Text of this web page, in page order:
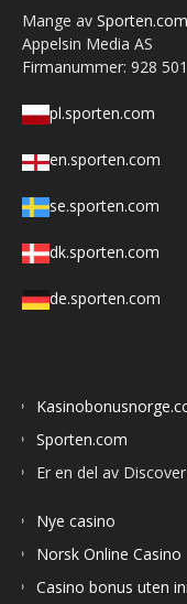
Mange av Sporten.com
Appelsin Media AS
Firmanummer: 928
pl.sporten.com
en.sporten.com
se.sporten.com
dk.sporten.com
de.sporten.com
Sporten.com
Er en del av
Nye casino
Norsk Online Casino
Casino bonus uten